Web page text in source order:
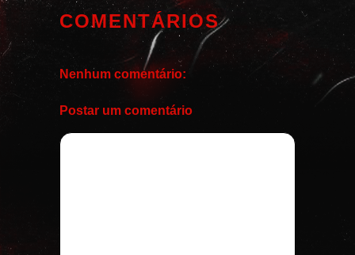
COMENTÁRIOS
Nenhum comentário:
Postar um comentário